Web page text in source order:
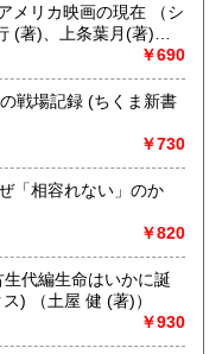
カ映画の現在 （シ
(著)、上条葉月(著)、
￥690
戦場記録 (ちくま新書
￥730
「相容れない」のか
￥820
代編生命はいかに誕
生し、多様化したのか (ブルーバックス) （土屋 健 (著)）
￥930